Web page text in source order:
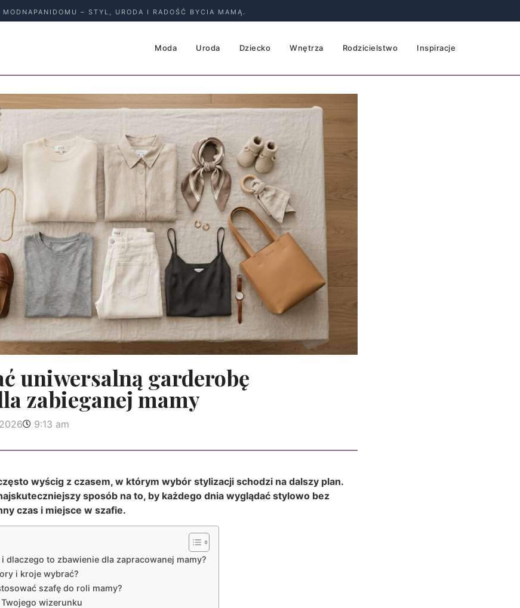
MODNAPANIDOMU – STYL, URODA I RADOŚĆ BYCIA MAMĄ.
Moda Uroda Dziecko Wnętrza Rodzicielstwo Inspiracje
uniwersalną garderobę
zabieganej mamy
9:13 am
wyścig z czasem, w którym wybór stylizacji schodzi na dalszy plan.
sposób na to, by każdego dnia wyglądać stylowo bez
czas i miejsce w szafie.
dlaczego to zbawienie dla zapracowanej mamy?
i kroje wybrać?
szafę do roli mamy?
wizerunku